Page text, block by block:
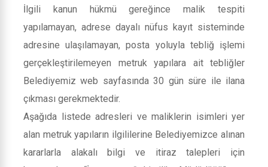
İlgili kanun hükmü gereğince malik tespiti
yapılamayan, adrese dayalı nüfus kayıt sisteminde
adresine ulaşılamayan, posta yoluyla tebliğ işlemi
gerçekleştirilemeyen metruk yapılara ait tebliğler
Belediyemiz web sayfasında 30 gün süre ile ilana
çıkması gerekmektedir.
Aşağıda listede adresleri ve maliklerin isimleri yer
alan metruk yapıların ilgililerine Belediyemizce alınan
kararlarla alakalı bilgi ve itiraz talepleri için